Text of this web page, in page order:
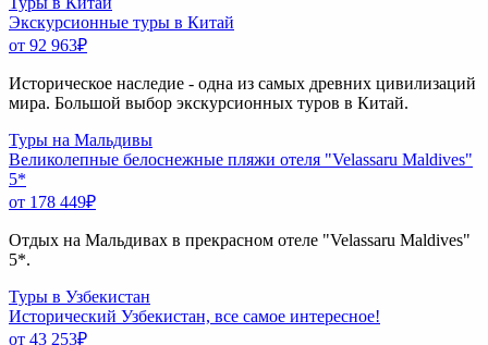
Экскурсионные туры в Китай
от 92 963₽
Историческое наследие - одна из самых древних цивилизаций
мира. Большой выбор экскурсионных туров в Китай.
Туры на Мальдивы
Великолепные белоснежные пляжи отеля "Velassaru Maldives"
5*
от 178 449₽
Отдых на Мальдивах в прекрасном отеле "Velassaru Maldives"
5*.
Туры в Узбекистан
Исторический Узбекистан, все самое интересное!
от 43 253₽